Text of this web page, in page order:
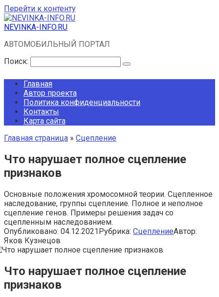
Перейти к контенту
NEVINKA-INFO.RU
АВТОМОБИЛЬНЫЙ ПОРТАЛ
Поиск:
Главная
Автор проекта
Политика конфиденциальности
Контакты
Карта сайта
Главная страница » Сцепление
Что нарушает полное сцепление
признаков
Основные положения хромосомной теории. Сцепленное
наследование, группы сцепление. Полное и неполное
сцепление генов. Примеры решения задач со
сцепленным наследованием.
Опубликовано: 04.12.2021Рубрика: СцеплениеАвтор:
Яков Кузнецов
Что нарушает полное сцепление
признаков